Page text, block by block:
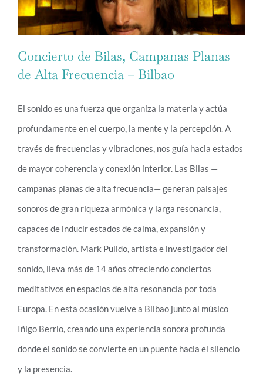
Concierto de Bilas, Campanas Planas de
Alta Frecuencia – Bilbao
Concierto de Bilas, Campanas Planas
de Alta Frecuencia – Bilbao
El sonido es una fuerza que organiza la materia y actúa
profundamente en el cuerpo, la mente y la percepción. A
través de frecuencias y vibraciones, nos guía hacia estados
de mayor coherencia y conexión interior. Las Bilas —
campanas planas de alta frecuencia— generan paisajes
sonoros de gran riqueza armónica y larga resonancia,
capaces de inducir estados de calma, expansión y
transformación. Mark Pulido, artista e investigador del
sonido, lleva más de 14 años ofreciendo conciertos
meditativos en espacios de alta resonancia por toda
Europa. En esta ocasión vuelve a Bilbao junto al músico
Iñigo Berrio, creando una experiencia sonora profunda
donde el sonido se convierte en un puente hacia el silencio
y la presencia.